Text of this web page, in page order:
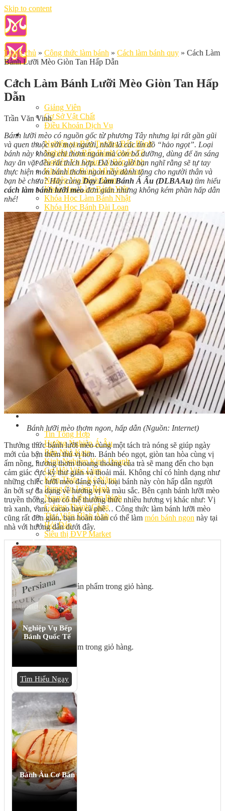
Skip to content
Giới Thiệu
Giảng Viên
Cơ Sở Vật Chất
Điều Khoản Dịch Vụ
Học Làm Bánh
Nghiệp vụ Bếp Trưởng Bếp Bánh
Nghiệp Vụ Bếp Bánh Quốc Tế
Nghiệp Vụ Quản Lý Bếp Bánh
Khóa Học Bánh Mì Nâng Cao
Nghiệp Vụ Bánh Kem
Khóa Học Làm Bánh Việt
Khóa Học Làm Bánh Nhật
Khóa Học Bánh Đài Loan
Học Làm Bánh Ngắn Hạn
Khóa Học Bánh Kinh Doanh
Khóa Học Handmade Mini Cake
Master Class
Chuyên Đề
Khai Giảng
Lịch học – Lịch thi
Đăng Ký Học
Công Thức
Cách Làm Bánh Việt
Cách Làm Bánh Âu
Cách Làm Bánh Kem
Cách Làm Bánh Mì
Cách Làm Bánh Trung Thu
Cách Làm Bánh Flan
Cách Làm Bánh Bao
Cách Làm Bánh Bông Lan
Cách Làm Bánh Su Kem
Cách làm bánh CupCake
Cách Làm Bánh Pizza
Cách làm bánh chay
Cách Làm Kẹo – Mứt
Video
Tin tức
Tin Tổng Hợp
Hướng Nghiệp Á Âu
Bếp Nhà Kate
Kinh Nghiệm Kinh Doanh
Cơ Hội Việc Làm
Kiến Thức – Kỹ Năng
Dụng Cụ Làm Bánh
Nguyên Liệu Làm Bánh
Gương Thành Công
Thư Viện Hình Ảnh
Hỏi Đáp
Siêu thị ĐVP Market
Việc Làm
Chưa có sản phẩm trong giỏ hàng.
Giỏ hàng
Chưa có sản phẩm trong giỏ hàng.
Trang chủ » Công thức làm bánh » Cách làm bánh quy » Cách Làm
Bánh Lưỡi Mèo Giòn Tan Hấp Dẫn
Cách Làm Bánh Lưỡi Mèo Giòn Tan Hấp
Dẫn
Trần Văn Vinh
Bánh lưỡi mèo có nguồn gốc từ phương Tây nhưng lại rất gần gũi
và quen thuộc với mọi người, nhất là các tín đồ “hảo ngọt”. Loại
bánh này không chỉ thơm ngon mà còn bổ dưỡng, dùng để ăn sáng
hay ăn vặt đều rất thích hợp. Đã bao giờ bạn nghĩ rằng sẽ tự tay
thực hiện món bánh thơm ngon này dành tặng cho người thân và
bạn bè chưa? Hãy cùngDạy Làm Bánh Á Âu (DLBAAu) tìm hiểu
cách làm bánh lưỡi mèođơn giản nhưng không kém phần hấp dẫn
nhé!
Bánh lưỡi mèo thơm ngon, hấp dẫn (Nguồn: Internet)
Thưởng thức bánh lưỡi mèo cùng một tách trà nóng sẽ giúp ngày
mới của bạn thêm thú vị hơn. Bánh béo ngọt, giòn tan hòa cùng vị
ấm nồng, hương thơm thoang thoảng của trà sẽ mang đến cho bạn
cảm giác cực kỳ thư giản và thoải mái. Không chỉ có hình dạng như
những chiếc lưỡi mèo đáng yêu, loại bánh này còn hấp dẫn người
ăn bởi sự đa dạng về hương vị và màu sắc. Bên cạnh bánh lưỡi mèo
truyền thống, bạn có thể thưởng thức nhiều hương vị khác như: Vị
trà xanh, vani, cacao hay cà phê… Công thức làm bánh lưỡi mèo
cũng rất đơn giản, bạn hoàn toàn có thể làm món bánh ngon này tại
nhà với hướng dẫn dưới đây.
Nghiệp Vụ Bếp
Bánh Quốc Tế
Tìm Hiểu Ngay
Bánh Âu Cơ Bản